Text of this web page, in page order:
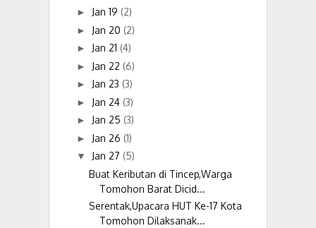
► Jan 19 (2)
► Jan 20 (2)
► Jan 21 (4)
► Jan 22 (6)
► Jan 23 (3)
► Jan 24 (3)
► Jan 25 (3)
► Jan 26 (1)
▼ Jan 27 (5)
Buat Keributan di Tincep,Warga
Tomohon Barat Dicid...
Serentak,Upacara HUT Ke-17 Kota
Tomohon Dilaksanak...